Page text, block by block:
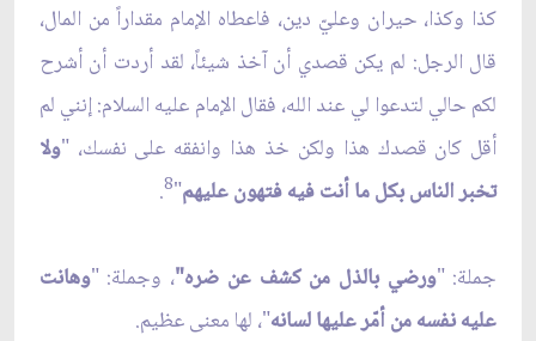
كذا وكذا، حيران وعليّ دين، فاعطاه الإمام مقداراً من المال،
قال الرجل: لم يكن قصدي أن آخذ شيئاً، لقد أردت أن أشرح
لكم حالي لتدعوا لي عند الله، فقال الإمام عليه السلام: إنني لم
أقل كان قصدك هذا ولكن خذ هذا وانفقه على نفسك، "ولا
تخبر الناس بكل ما أنت فيه فتهون عليهم"
8
.
جملة: "ورضي بالذل من كشف عن ضره"، وجملة: "وهانت
عليه نفسه من أمّر عليها لسانه"، لها معنى عظيم.